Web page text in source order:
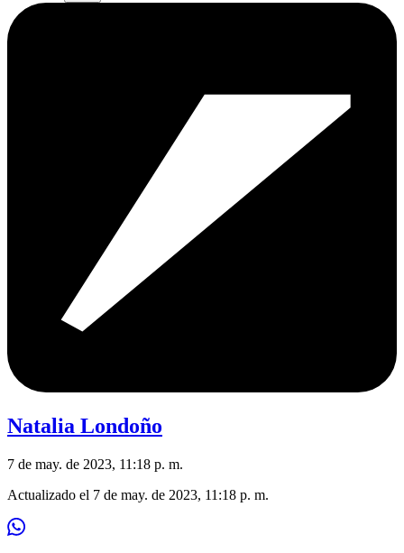
Natalia Londoño
7 de may. de 2023, 11:18 p. m.
Actualizado el 7 de may. de 2023, 11:18 p. m.